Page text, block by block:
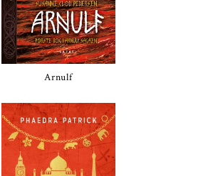
Arnulf